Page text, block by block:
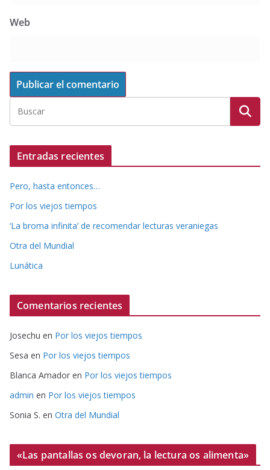
Web
Entradas recientes
Pero, hasta entonces…
Por los viejos tiempos
‘La broma infinita’ de recomendar lecturas veraniegas
Otra del Mundial
Lunática
Comentarios recientes
Josechu en Por los viejos tiempos
Sesa en Por los viejos tiempos
Blanca Amador en Por los viejos tiempos
admin en Por los viejos tiempos
Sonia S. en Otra del Mundial
«Las pantallas os devoran, la lectura os alimenta»